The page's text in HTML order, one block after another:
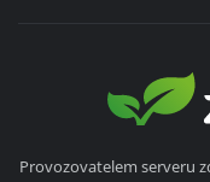
Provozovatelem serveru